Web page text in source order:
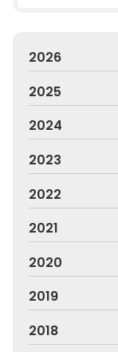
2026
2025
2024
2023
2022
2021
2020
2019
2018